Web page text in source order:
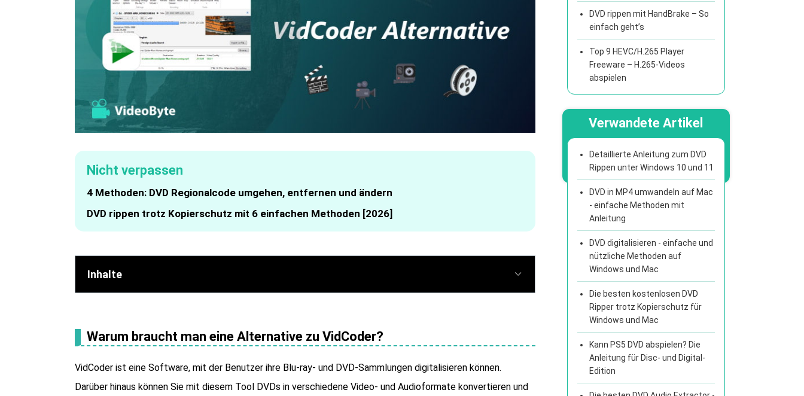
Nicht verpassen
4 Methoden: DVD Regionalcode umgehen, entfernen und ändern
DVD rippen trotz Kopierschutz mit 6 einfachen Methoden [2026]
Inhalte
Warum braucht man eine Alternative zu VidCoder?
VidCoder ist eine Software, mit der Benutzer ihre Blu-ray- und DVD-Sammlungen digitalisieren können.
Darüber hinaus können Sie mit diesem Tool DVDs in verschiedene Video- und Audioformate konvertieren und
DVD rippen mit HandBrake – So
einfach geht’s
Top 9 HEVC/H.265 Player
Freeware – H.265-Videos
abspielen
Verwandete Artikel
Detaillierte Anleitung zum DVD
Rippen unter Windows 10 und 11
DVD in MP4 umwandeln auf Mac
- einfache Methoden mit
Anleitung
DVD digitalisieren - einfache und
nützliche Methoden auf
Windows und Mac
Die besten kostenlosen DVD
Ripper trotz Kopierschutz für
Windows und Mac
Kann PS5 DVD abspielen? Die
Anleitung für Disc- und Digital-
Edition